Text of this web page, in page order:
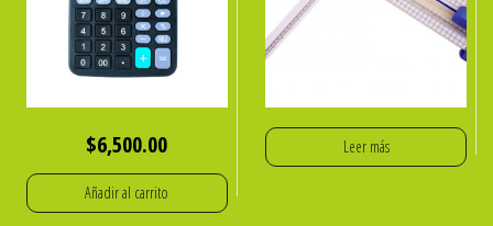
$6,500.00
Añadir al carrito
Leer más